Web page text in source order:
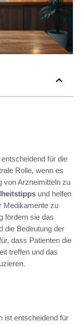
entscheidend für die
Rolle, wenn es
von Arzneimitteln zu
und helfen
Medikamente zu
fördern sie das
die Bedeutung der
dass Patienten die
treffen und das
ist entscheidend für